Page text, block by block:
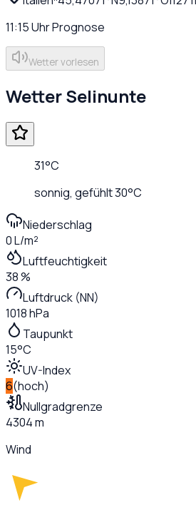
11:15UhrPrognose
Wetter vorlesen
WetterSelinunte
31°C
sonnig, gefühlt30°C
Niederschlag
0 L/m²
Luftfeuchtigkeit
38 %
Luftdruck (NN)
1018 hPa
Taupunkt
15°C
UV-Index
6(hoch)
Nullgradgrenze
4304 m
Wind